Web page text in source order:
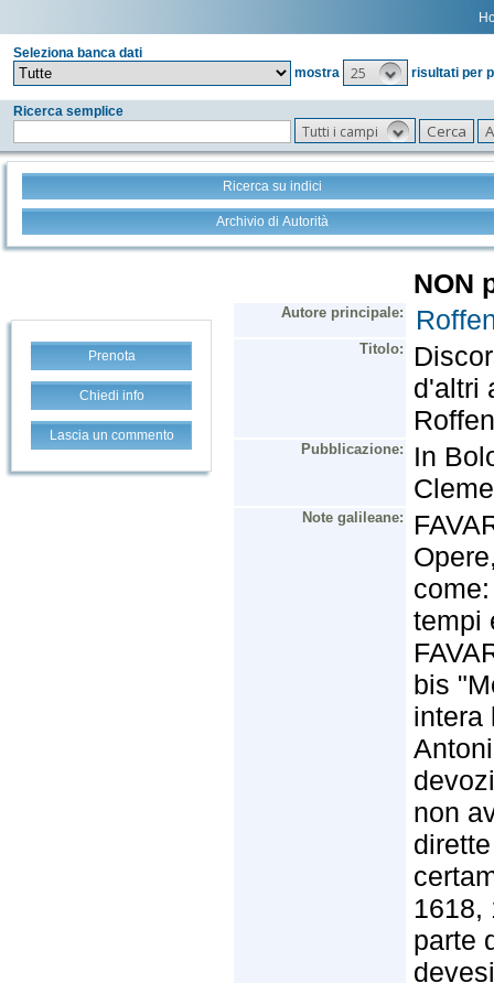
Seleziona banca dati
mostra
25 risultati per
Ricerca semplice
Tutti i campi
Ricerca su indici
Archivio di Autorità
Prenota
Chiedi info
Lascia un commento